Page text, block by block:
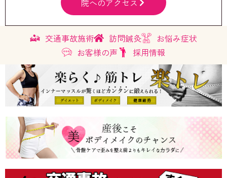
交通事故施術 訪問鍼灸
お悩み症状
お客様の声
採用情報